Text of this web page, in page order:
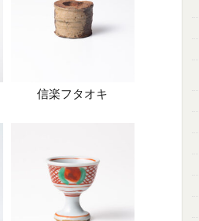
信楽フタオキ